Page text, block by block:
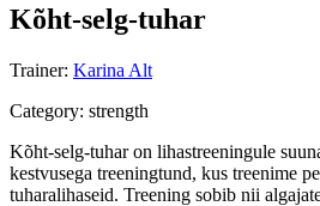
Kõht-selg-tuhar
Trainer: Karina Alt
Category: strength
Kõht-selg-tuhar on lihastreeningule
kestvusega treeningtund, kus treenime
tuharalihaseid. Treening sobib nii